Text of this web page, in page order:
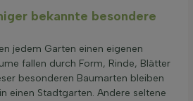
bekannte besondere
jedem Garten einen eigenen
fallen durch Form, Rinde, Blätter
besonderen Baumarten bleiben
einen Stadtgarten. Andere seltene